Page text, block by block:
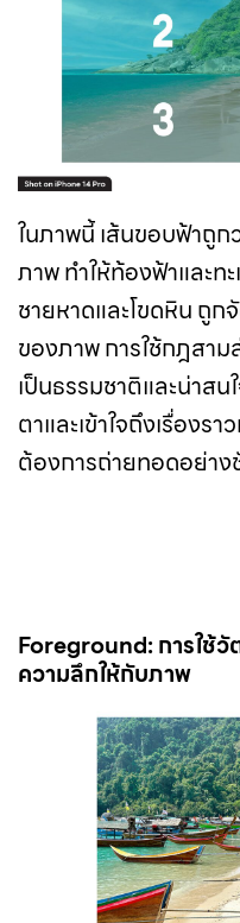
ในภาพนี้ เส้นขอบฟ้าถู
ภาพ ทำให้ท้องฟ้าและ
ชายหาดและโขดหิน ถูก
ของภาพ การใช้กฎสา
เป็นธรรมชาติและน่าส
ตาและเข้าใจถึงเรื่องร
ต้องการถ่ายทอดอย่าง
Foreground: การใช้วั
ความลึกให้กับภาพ